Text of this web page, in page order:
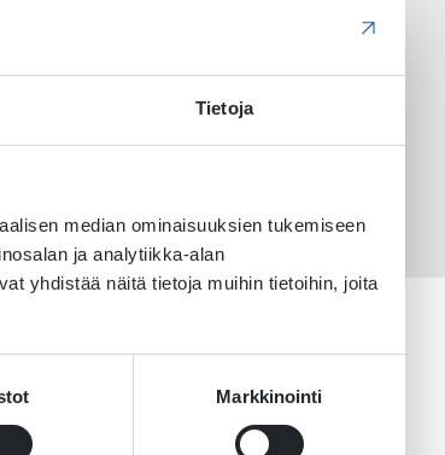
Tietoja
median ominaisuuksien tukemiseen
ja analytiikka-alan
yhdistää näitä tietoja muihin tietoihin, joita
Markkinointi
suunniteltu ja